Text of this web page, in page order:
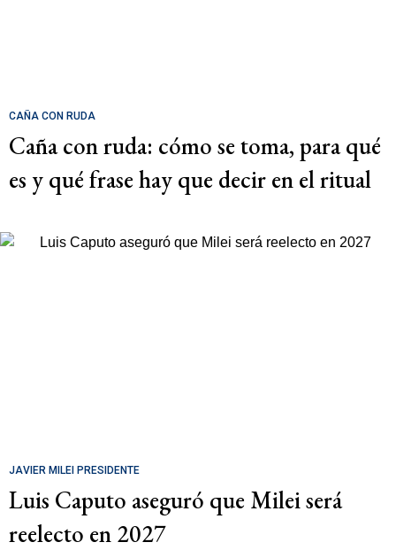
CAÑA CON RUDA
Caña con ruda: cómo se toma, para qué
es y qué frase hay que decir en el ritual
JAVIER MILEI PRESIDENTE
Luis Caputo aseguró que Milei será
reelecto en 2027